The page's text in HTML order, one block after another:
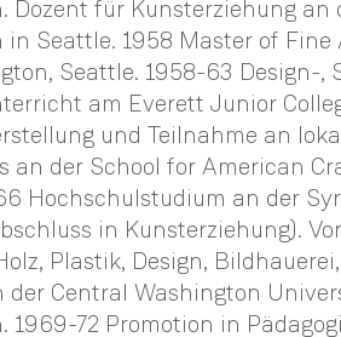
Dozent für Kunsterziehung an
in Seattle. 1958 Master of
Seattle. 1958-63 Design-,
am Everett Junior
und Teilnahme an
an der School for American
Hochschulstudium an der
in Kunsterziehung).
Plastik, Design,
der Central Washington
1969-72 Promotion in